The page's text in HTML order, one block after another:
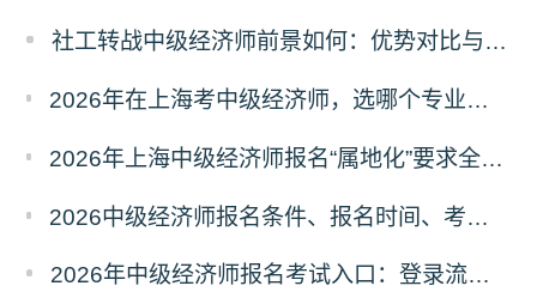
社工转战中级经济师前景如何：优势对比与选择建议
2026年在上海考中级经济师，选哪个专业最吃香？（附产业匹配度指南）
2026年上海中级经济师报名“属地化”要求全解析：社保、户籍与工作地如何认定?
2026中级经济师报名条件、报名时间、考试时间已公布！速查你是否符合?
2026年中级经济师报名考试入口：登录流程与常见问题处理指南